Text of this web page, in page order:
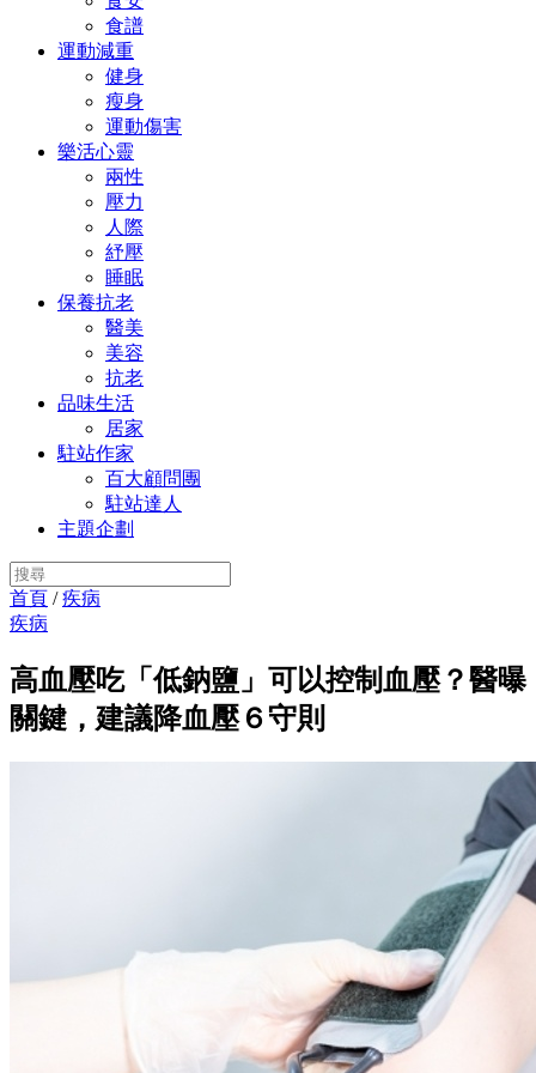
食譜
運動減重
健身
瘦身
運動傷害
樂活心靈
兩性
壓力
人際
紓壓
睡眠
保養抗老
醫美
美容
抗老
品味生活
居家
駐站作家
百大顧問團
駐站達人
主題企劃
首頁 /疾病
疾病
高血壓吃「低鈉鹽」可以控制血壓？醫曝
關鍵，建議降血壓６守則